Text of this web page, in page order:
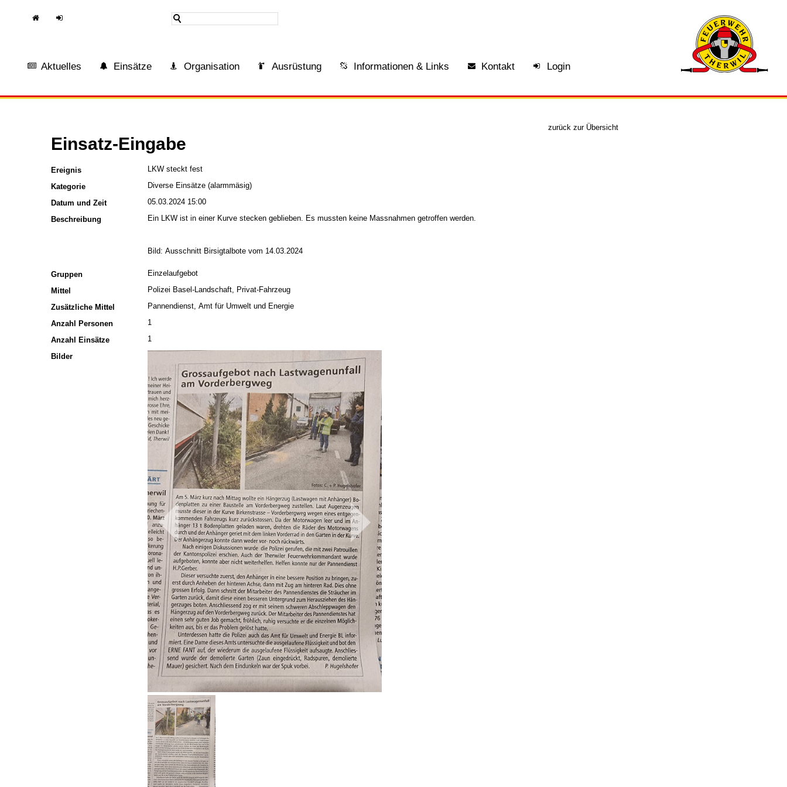
Aktuelles Einsätze Organisation Ausrüstung Informationen & Links Kontakt Login
zurück zur Übersicht
Einsatz-Eingabe
Ereignis
LKW steckt fest
Kategorie
Diverse Einsätze (alarmmäsig)
Datum und Zeit
05.03.2024 15:00
Beschreibung
Ein LKW ist in einer Kurve stecken geblieben. Es mussten keine Massnahmen getroffen werden.
Bild: Ausschnitt Birsigtalbote vom 14.03.2024
Gruppen
Einzelaufgebot
Mittel
Polizei Basel-Landschaft, Privat-Fahrzeug
Zusätzliche Mittel
Pannendienst, Amt für Umwelt und Energie
Anzahl Personen
1
Anzahl Einsätze
1
Bilder